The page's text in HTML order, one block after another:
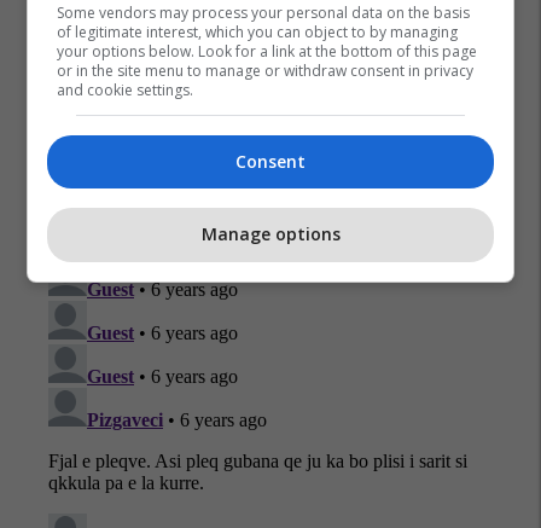
Some vendors may process your personal data on the basis
of legitimate interest, which you can object to by managing
your options below. Look for a link at the bottom of this page
or in the site menu to manage or withdraw consent in privacy
and cookie settings.
Consent
Manage options